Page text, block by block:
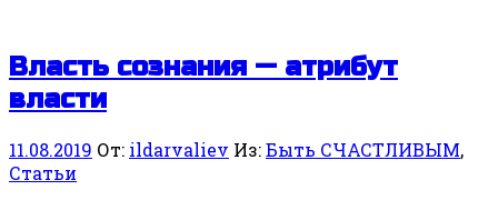
Власть сознания — атрибут
власти
11.08.2019 От: ildarvaliev Из:Быть СЧАСТЛИВЫМ,
Статьи